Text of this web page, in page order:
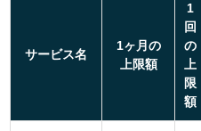
サービス名
1ヶ月の
上限額
1
回
の
上
限
額